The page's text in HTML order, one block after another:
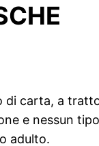
di carta, a
e nessun
adulto.